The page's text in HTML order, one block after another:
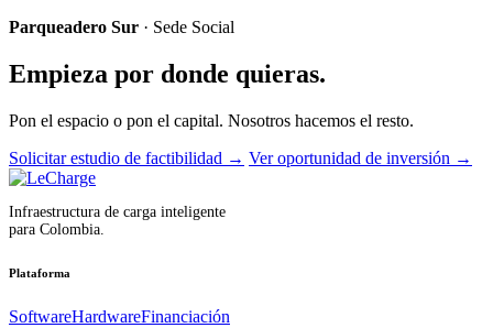
Parqueadero Sur · Sede Social
Empieza por donde quieras.
Pon el espacio o pon el capital. Nosotros hacemos el resto.
Solicitar estudio de factibilidad → Ver oportunidad de inversión →
Infraestructura de carga inteligente
para Colombia.
Plataforma
SoftwareHardwareFinanciación